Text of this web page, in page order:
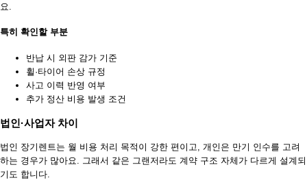
요.
특히 확인할 부분
반납 시 외판 감가 기준
휠·타이어 손상 규정
사고 이력 반영 여부
추가 정산 비용 발생 조건
법인·사업자 차이
법인 장기렌트는 월 비용 처리 목적이 강한 편이고, 개인은 만기 인수를 고려
하는 경우가 많아요. 그래서 같은 그랜저라도 계약 구조 자체가 다르게 설계되
기도 합니다.